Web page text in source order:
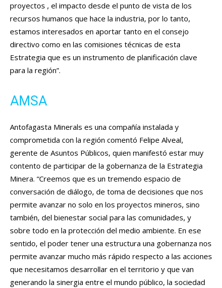
proyectos , el impacto desde el punto de vista de los
recursos humanos que hace la industria, por lo tanto,
estamos interesados en aportar tanto en el consejo
directivo como en las comisiones técnicas de esta
Estrategia que es un instrumento de planificación clave
para la región”.
AMSA
Antofagasta Minerals es una compañía instalada y
comprometida con la región comentó Felipe Alveal,
gerente de Asuntos Públicos, quien manifestó estar muy
contento de participar de la gobernanza de la Estrategia
Minera. “Creemos que es un tremendo espacio de
conversación de diálogo, de toma de decisiones que nos
permite avanzar no solo en los proyectos mineros, sino
también, del bienestar social para las comunidades, y
sobre todo en la protección del medio ambiente. En ese
sentido, el poder tener una estructura una gobernanza nos
permite avanzar mucho más rápido respecto a las acciones
que necesitamos desarrollar en el territorio y que van
generando la sinergia entre el mundo público, la sociedad